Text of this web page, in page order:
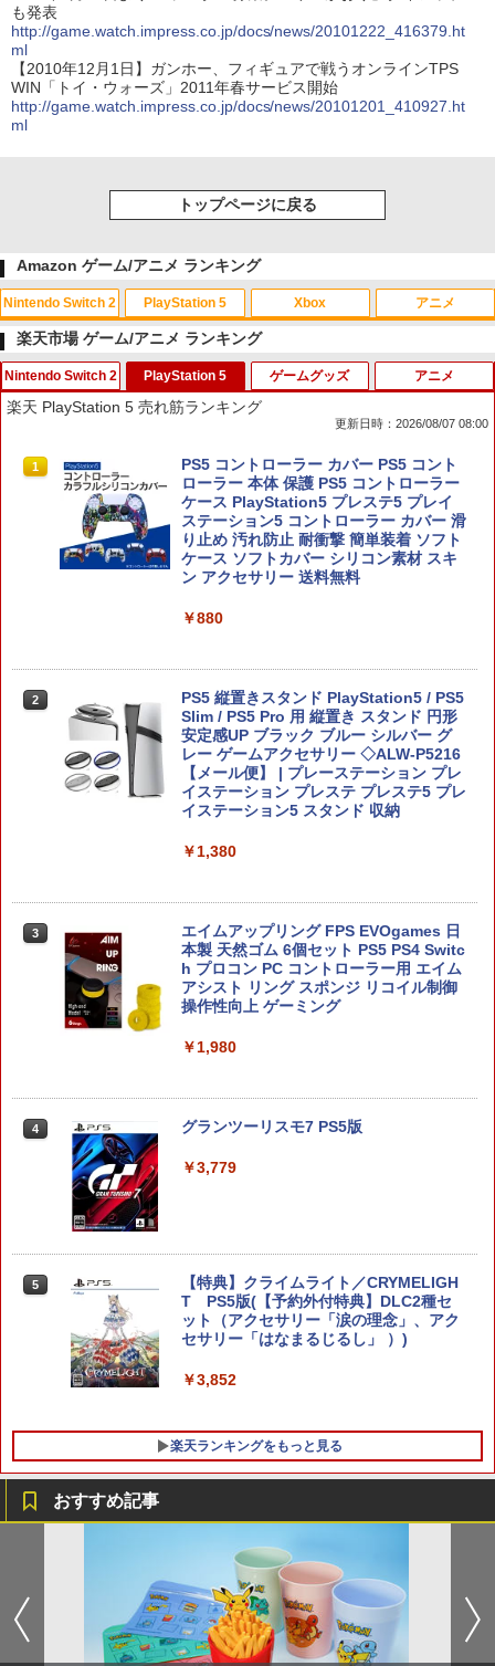
も発表
http://game.watch.impress.co.jp/docs/news/20101222_416379.ht
ml
【2010年12月1日】ガンホー、フィギュアで戦うオンラインTPS
WIN「トイ・ウォーズ」2011年春サービス開始
http://game.watch.impress.co.jp/docs/news/20101201_410927.ht
ml
トップページに戻る
Amazon ゲーム/アニメ ランキング
Nintendo Switch 2
1
スプラトゥーン レイダース|オンライン
コード版
スプラトゥーン レイダース -Switch2
￥6,455
3 Nintendo Switch 2(日本語・国内専用)
￥55,871
ニンテンドープリペイド番号 9000円|オ
￥9,000
ニンテンドープリペイド番号 5000円|オ
ンラインコード版
￥5,000
PlayStation 5
1
PlayStation 5 デジタル・エディション
日本語専用 Console Language: Japan
ese only (CFI-2200B01)
￥55,000
Beast of Reincarnation -PS5 【特典】
プロダクトコード 封入
￥7,286
3
【純正品】ディスクドライブ(CFI-ZDD1
J) PlayStation 5
￥11,849
【純正品】DualSense ワイヤレスコン
トローラー ミッドナイト ブラック(CFI-
￥10,737
【純正品】DualSense ワイヤレスコン
Xbox
1
【純正品】Xbox ワイヤレス コントロー
ラー + USB-C® ケーブル
Xbox プリペイドカード 5,000円 デジタ
ルコード 【旧 Xbox ギフトカード】 [オ
ンラインコード]
￥5,000
3
【純正品】Xbox ワイヤレス コントロー
ラー (ロボット ホワイト)
￥7,681
B-C ケーブル
【純正品】Xbox ワイヤレス コントロー
ラー (カーボンブラック)
￥8,020
アニメ
1
【Amazon.co.jp限定】劇場版モノノ怪
第三章 蛇神 (Amazon.co.jp限定オリジ
ナル三方背収納ケース付きコレクション)
カー特典:【坤と離】二振りの剣、十翼よ
り来たる！スタジオ描き下ろしイラスト
ボード付) [Blu-ray]
￥10,780
劇場版「鬼滅の刃」無限城編 第一章 猗
劇場版「鬼滅の刃」無限城編 第一章 猗
窩座再来 通常版 [DVD]
￥3,523
4
劇場版「鬼滅の刃」無限城編 第一章 猗
窩座再来 完全生産限定版 [Blu-ray]
￥8,698
巾着＋メーカー特典:【坤と離】二振りの
しイラストボード付) [DVD]
楽天市場 ゲーム/アニメ ランキング
Nintendo Switch 2
1
【7週連続1位】inklink公式 Switch / Sw
itch2 コントローラー 最新モデル 最新フ
ァームウェア プロコン プロコン2 プロコ
ントローラー スイッチ2 スイッチ Switc
h コントローラー ワイヤレスコントロー
ラー 連射機能 ワイヤレス switch2コン
トローラ Switch2コントローラー
￥2,960
2
【顧客満足度98.3%】 Switch2 ケース
大容量 Switch2/Switch通常モデル/Swit
ch lite/Switch 有機ELモテルに対応 収納
バッグ 防水 防塵 耐衝撃 持ち運び便利 ポ
ーチ スタンド/コントローラー/カード/ド
ックなど収納可能 カバー 収納ボックス
o Switch2対応 2025 防水 防塵 耐衝撃
大容量 ストラップ付き 便利 保護 軽量 ス
イッチ 2用 アクセサリー ケース Plus Ca
rrycase【送料無料】【メール便】3層収
納バッグ（Pro set）
￥4,199
4
スーパーボンバーマン コレクション Nin
5 オービタルズ Orbitals
￥6,281
PlayStation 5
楽天 PlayStation 5 売れ筋ランキング
更新日時：2026/08/07 08:00
1
PS5 コントローラー カバー PS5 コント
ローラー 本体 保護 PS5 コントローラー
ケース PlayStation5 プレステ5 プレイ
ステーション5 コントローラー カバー 滑
り止め 汚れ防止 耐衝撃 簡単装着 ソフト
ケース ソフトカバー シリコン素材 スキ
ン アクセサリー 送料無料
￥880
2
PS5 縦置きスタンド PlayStation5 / PS5
Slim / PS5 Pro 用 縦置き スタンド 円形
安定感UP ブラック ブルー シルバー グ
レー ゲームアクセサリー ◇ALW-P5216
【メール便】 | プレーステーション プレ
イステーション プレステ プレステ5 プレ
イステーション5 スタンド 収納
￥1,380
3
エイムアップリング FPS EVOgames 日
本製 天然ゴム 6個セット PS5 PS4 Switc
h プロコン PC コントローラー用 エイム
アシスト リング スポンジ リコイル制御
操作性向上 ゲーミング
￥1,980
4 グランツーリスモ7 PS5版
￥3,779
5
【特典】クライムライト／CRYMELIGH
T PS5版(【予約外付特典】DLC2種セ
ット（アクセサリー「涙の理念」、アク
セサリー「はなまるじるし」 ）)
￥3,852
楽天ランキングをもっと見る
ゲームグッズ アニメ
【中古】ナイトメアー・ビフォア・クリ
ス…コレクターズEDデジタルリマスター
版 【ブルーレイ】／クリス・サランドン
ブルーレイ／海外アニメ・定番スタジオ
￥540
おすすめ記事